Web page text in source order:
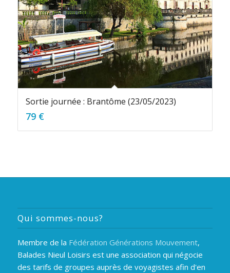
Sortie journée : Brantôme (23/05/2023)
79 €
Qui sommes-nous?
Membre de la Fédération Générations Mouvement,
Balades Nieul Loisirs est une association qui négocie
des tarifs de groupes auprès de voyagistes afin d'en